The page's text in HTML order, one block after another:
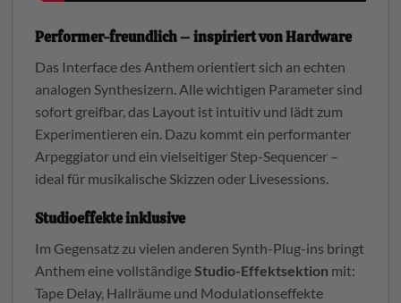
Performer-freundlich – inspiriert von Hardware
Das Interface des Anthem orientiert sich an echten
analogen Synthesizern. Alle wichtigen Parameter sind
sofort greifbar, das Layout ist intuitiv und lädt zum
Experimentieren ein. Dazu kommt ein performanter
Arpeggiator und ein vielseitiger Step-Sequencer –
ideal für musikalische Skizzen oder Livesessions.
Studioeffekte inklusive
Im Gegensatz zu vielen anderen Synth-Plug-ins bringt
Anthem eine vollständigeStudio-Effektsektion mit:
Tape Delay, Hallräume und Modulationseffekte